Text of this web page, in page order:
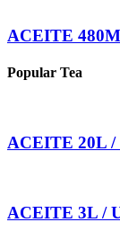
ACEITE
Popular Tea
ACEITE 20L /
ACEITE 3L /